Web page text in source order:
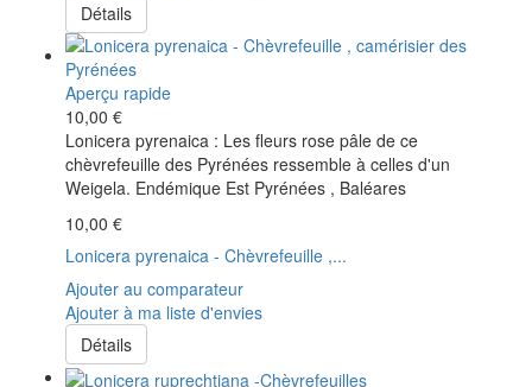
Détails
Aperçu rapide
10,00 €
Lonicera pyrenaica : Les fleurs rose pâle de ce
chèvrefeuille des Pyrénées ressemble à celles d'un
Weigela. Endémique Est Pyrénées , Baléares
10,00 €
Lonicera pyrenaica - Chèvrefeuille ,...
Ajouter au comparateur
Ajouter à ma liste d'envies
Détails